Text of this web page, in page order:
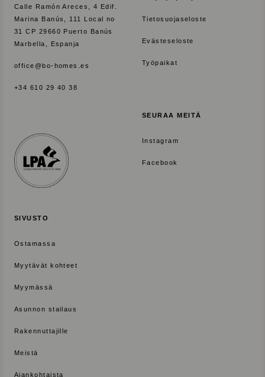
Calle Ramón Areces, 4 Edif.
Marina Banús, 111 Local no
31 CP 29660 Puerto Banús
Marbella, Espanja
office@bo-homes.es
+34 610 29 40 38
Tietosuojaseloste
Evästeseloste
Työpaikat
SEURAA MEITÄ
Instagram
Facebook
SIVUSTO
Ostamassa
Myytävät kohteet
Myymässä
Asunnon stailaus
Rakennuttajille
Meistä
Ajankohtaista